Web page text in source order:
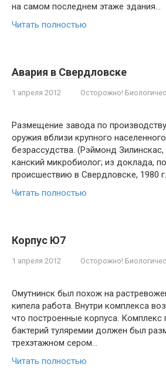
на самом последнем этаже здания…
Читать полностью
Авария в Свердловске
1 апреля 2012
Осторожно!
Размещение завода по
оружия вблизи крупного
безрассудства. (Рэймонд
канский микробиолог; из доклада,
происшествию в Свердловске, 1980
Читать полностью
Корпус Ю7
1 апреля 2012
Осторожно!
Омутнинск был похож на
кипела работа. Вну­три комплекса
что построенные корпуса. Комплекс
бактерий туляремии должен был
трехэтажном сером…
Читать полностью